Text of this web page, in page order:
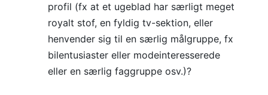
profil (fx at et ugeblad har særligt meget
royalt stof, en fyldig tv-sektion, eller
henvender sig til en særlig målgruppe, fx
bilentusiaster eller modeinteresserede
eller en særlig faggruppe osv.)?